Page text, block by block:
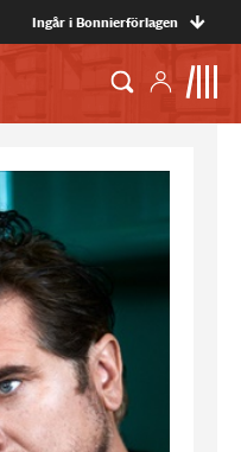
Ingår i Bonnierförlagen